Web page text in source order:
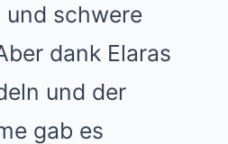
und schwere
dank Elaras
und der
gab es